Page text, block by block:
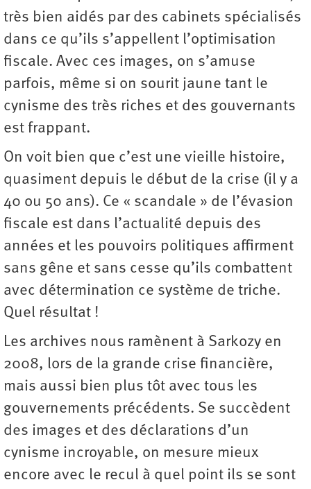
très bien aidés par des cabinets spécialisés
dans ce qu’ils s’appellent l’optimisation
fiscale. Avec ces images, on s’amuse
parfois, même si on sourit jaune tant le
cynisme des très riches et des gouvernants
est frappant.
On voit bien que c’est une vieille histoire,
quasiment depuis le début de la crise (il y a
40 ou 50 ans). Ce « scandale » de l’évasion
fiscale est dans l’actualité depuis des
années et les pouvoirs politiques affirment
sans gêne et sans cesse qu’ils combattent
avec détermination ce système de triche.
Quel résultat !
Les archives nous ramènent à Sarkozy en
2008, lors de la grande crise financière,
mais aussi bien plus tôt avec tous les
gouvernements précédents. Se succèdent
des images et des déclarations d’un
cynisme incroyable, on mesure mieux
encore avec le recul à quel point ils se sont